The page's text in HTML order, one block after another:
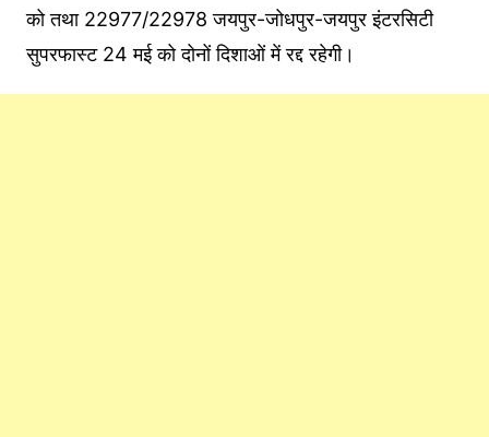
को तथा 22977/22978 जयपुर-जोधपुर-जयपुर इंटरसिटी
सुपरफास्ट 24 मई को दोनों दिशाओं में रद्द रहेगी।